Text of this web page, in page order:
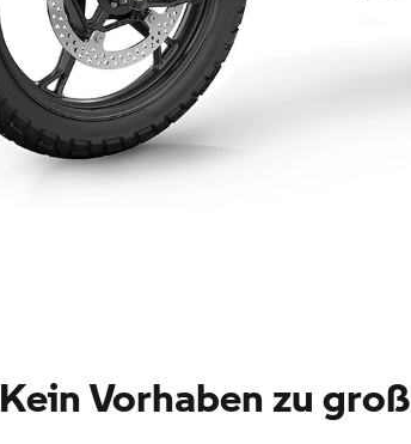
Kein Vorhaben zu groß